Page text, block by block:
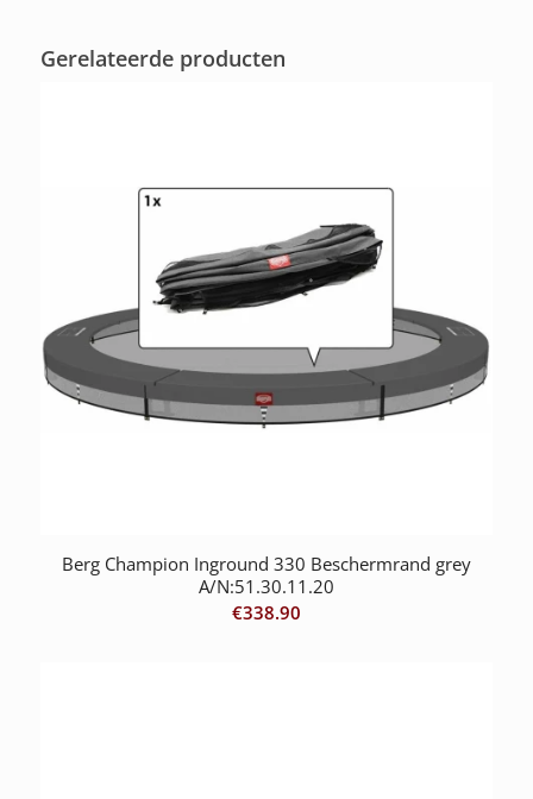
Gerelateerde producten
Berg Champion Inground 330 Beschermrand grey
A/N:51.30.11.20
€338.90